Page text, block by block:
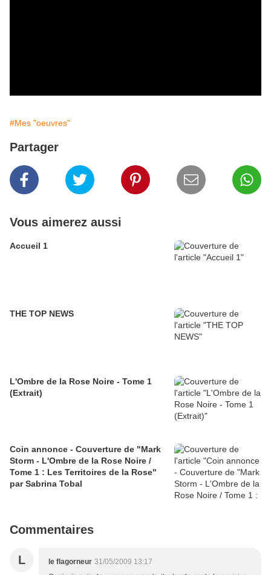
#Mes "oeuvres"
Partager
Vous aimerez aussi
Accueil 1
THE TOP NEWS
L'Ombre de la Rose Noire - Tome 1
(Extrait)
Coin annonce - Couverture de "Mark
Storm - L'Ombre de la Rose Noire /
Tome 1 : Les Territoires de la Rose"
par Sabrina Tobal
Commentaires
L le flagorneur 31/05/2009 13:17